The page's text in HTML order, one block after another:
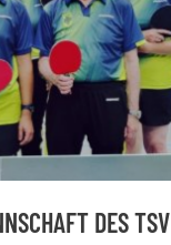
DES TSV